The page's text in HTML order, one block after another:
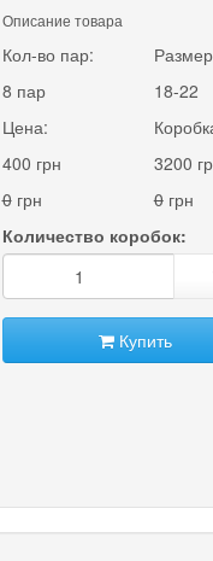
Описание товара
Кол-во пар:
8 пар
18-22
Цена:
400 грн
0грн
3200
0грн
Количество коробок:
Купить